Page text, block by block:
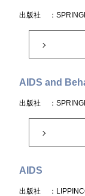
出版社 ：
AIDS and
出版社 ：
AIDS
出版社 ：